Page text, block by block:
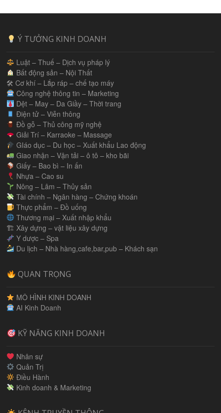
Ý TƯỞNG KINH DOANH
Luật – Thuế – Dịch vụ pháp lý
Bất động sản – Nội Thất
🛠 Cơ khí – Lắp ráp – chế tạo máy
Công nghệ thông tin – Marketing
Dệt – May – Da Giầy – Thời trang
Điện tử – Viễn thông
Đồ gỗ – Thủ công mỹ nghệ
Giải Trí – Karraoke – Massage
GIáo dục – Du học – Xuất khẩu Lao động
Giao nhận – Vận tải – ô tô – kho bãi
Giấy – Bao bì – In ấn
Nhựa – Cao su
Nông – Lâm – Thủy sản
Tài chính – Ngân hàng – Chứng khoán
Thực phẩm – Đồ uống
Thương mại – Xuất nhập khẩu
🏗 Xây dựng – vật liệu xây dựng
Y dược – Spa
Du lịch – Nhà hàng,cafe,bar,pub – Khách sạn
QUAN TRỌNG
MÔ HÌNH KINH DOANH
AI Kinh Doanh
KỸ NĂNG KINH DOANH
Nhân sự
Quản Trị
Điều Hành
Kinh doanh & Marketing